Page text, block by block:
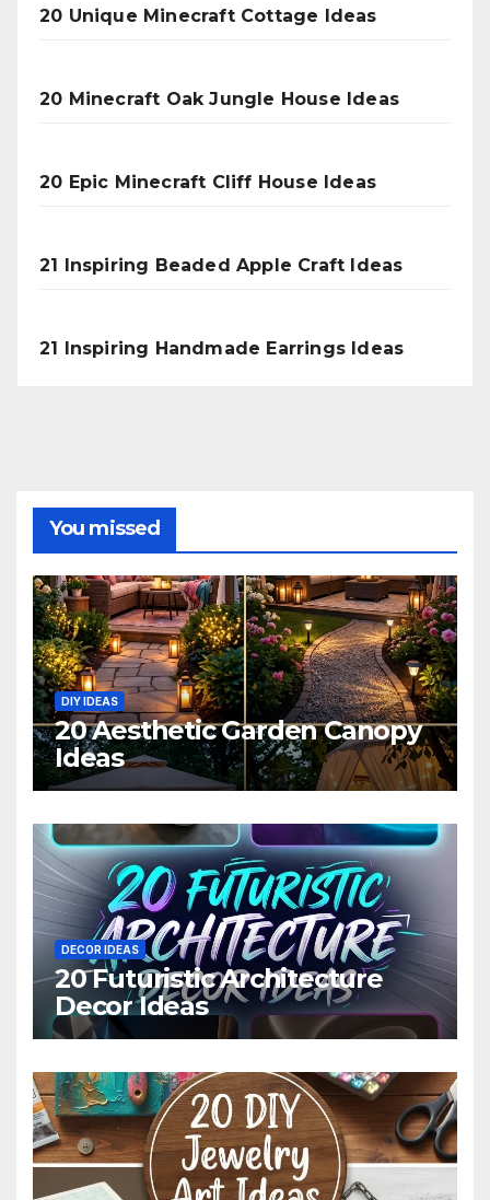
20 Unique Minecraft Cottage Ideas
20 Minecraft Oak Jungle House Ideas
20 Epic Minecraft Cliff House Ideas
21 Inspiring Beaded Apple Craft Ideas
21 Inspiring Handmade Earrings Ideas
You missed
DIY IDEAS
20 Aesthetic Garden Canopy
Ideas
DECOR IDEAS
20 Futuristic Architecture
Decor Ideas